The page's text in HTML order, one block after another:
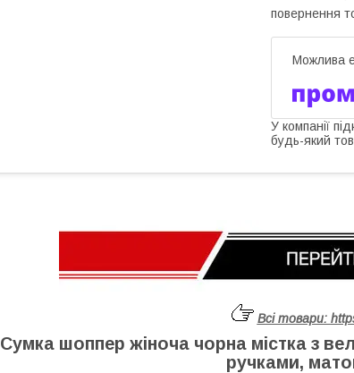
повернення
У компанії
будь-який
Всі товари:
Сумка шоппер жіноча чорна містка з
ручками,